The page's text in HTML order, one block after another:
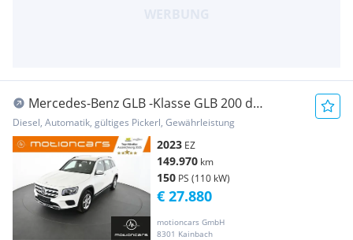
Mercedes-Benz GLB -Klasse GLB 200 d
Progressive
Diesel, Automatik, gültiges Pickerl, Gewährleistung
2023 EZ
149.970 km
150 PS (110 kW)
motioncars GmbH
8301 Kainbach
€ 27.880